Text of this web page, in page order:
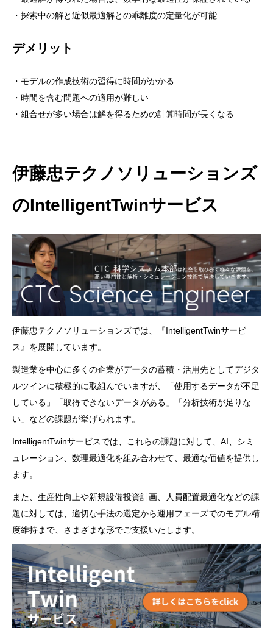
・探索中の解と近似最適解との乖離度の定量化が可能
デメリット
・モデルの作成技術の習得に時間がかかる
・時間を含む問題への適用が難しい
・組合せが多い場合は解を得るための計算時間が長くなる
伊藤忠テクノソリューションズ
のIntelligentTwinサービス
伊藤忠テクノソリューションズでは、『IntelligentTwinサービ
ス』を展開しています。
製造業を中心に多くの企業がデータの蓄積・活用先としてデジタ
ルツインに積極的に取組んでいますが、「使用するデータが不足
している」「取得できないデータがある」「分析技術が足りな
い」などの課題が挙げられます。
IntelligentTwinサービスでは、これらの課題に対して、AI、シミ
ュレーション、数理最適化を組み合わせて、最適な価値を提供し
ます。
また、生産性向上や新規設備投資計画、人員配置最適化などの課
題に対しては、適切な手法の選定から運用フェーズでのモデル精
度維持まで、さまざまな形でご支援いたします。